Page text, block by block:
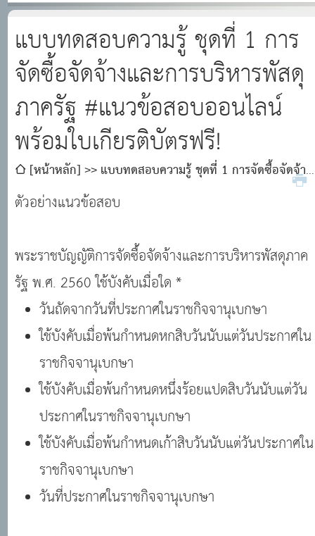
แบบทดสอบความรู้ ชุดที่ 1 การ
จัดซื้อจัดจ้างและการบริหารพัสดุ
ภาครัฐ #แนวข้อสอบออนไลน์
พร้อมใบเกียรติบัตรฟรี!
[หน้าหลัก]
แบบทดสอบความรู้ ชุดที่ 1 การจัดซื้อจัดจ้าง
และการบริหารพัสดุภาครัฐ #แนวข้อสอบออนไลน์ พร้อมใบ
ตัวอย่างแนวข้อสอบ
พระราชบัญญัติการจัดซื้อจัดจ้างและการบริหารพัสดุภาค
รัฐ พ.ศ. 2560 ใช้บังคับเมื่อใด *
วันถัดจากวันที่ประกาศในราชกิจจานุเบกษา
ใช้บังคับเมื่อพ้นกำหนดหกสิบวันนับแต่วันประกาศใน
ราชกิจจานุเบกษา
ใช้บังคับเมื่อพ้นกำหนดหนึ่งร้อยแปดสิบวันนับแต่วัน
ประกาศในราชกิจจานุเบกษา
ใช้บังคับเมื่อพ้นกำหนดเก้าสิบวันนับแต่วันประกาศใน
ราชกิจจานุเบกษา
วันที่ประกาศในราชกิจจานุเบกษา